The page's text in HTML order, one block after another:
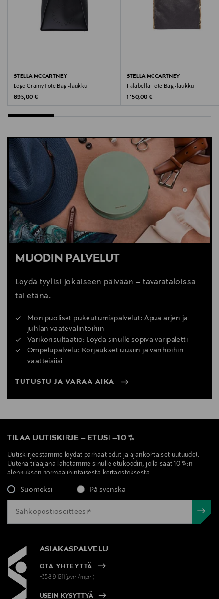
Avainsanat
STELLA MCCARTNEY
Logo Grainy Tote Bag -laukku
Original Price
895,00 €
STELLA MCCARTNEY
Falabella Tote Bag -laukku
Original Price
1 150,00 €
MUODIN PALVELUT
Löydä tyylisi jokaiseen päivään – tavarataloissa
tai etänä.
Monipuoliset pukeutumispalvelut: Apua arjen ja
juhlan vaatevalintoihin
Värikonsultaatio: Löydä sinulle sopiva väripaletti
Ompelupalvelu: Korjaukset uusiin ja vanhoihin
vaatteisiisi
TUTUSTU JA VARAA AIKA
TILAA UUTISKIRJE – ETUSI –10 %
Uutiskirjeestämme löydät parhaat edut ja ajankohtaiset uutuudet.
Uutena tilaajana lähetämme sinulle etukoodin, jolla saat 10 %:n
alennuksen normaalihintaisesta kertaostoksesta.
Suomeksi På svenska
ASIAKASPALVELU
OTA YHTEYTTÄ
+358 9 1211(pvm/mpm)
USEIN KYSYTTYÄ